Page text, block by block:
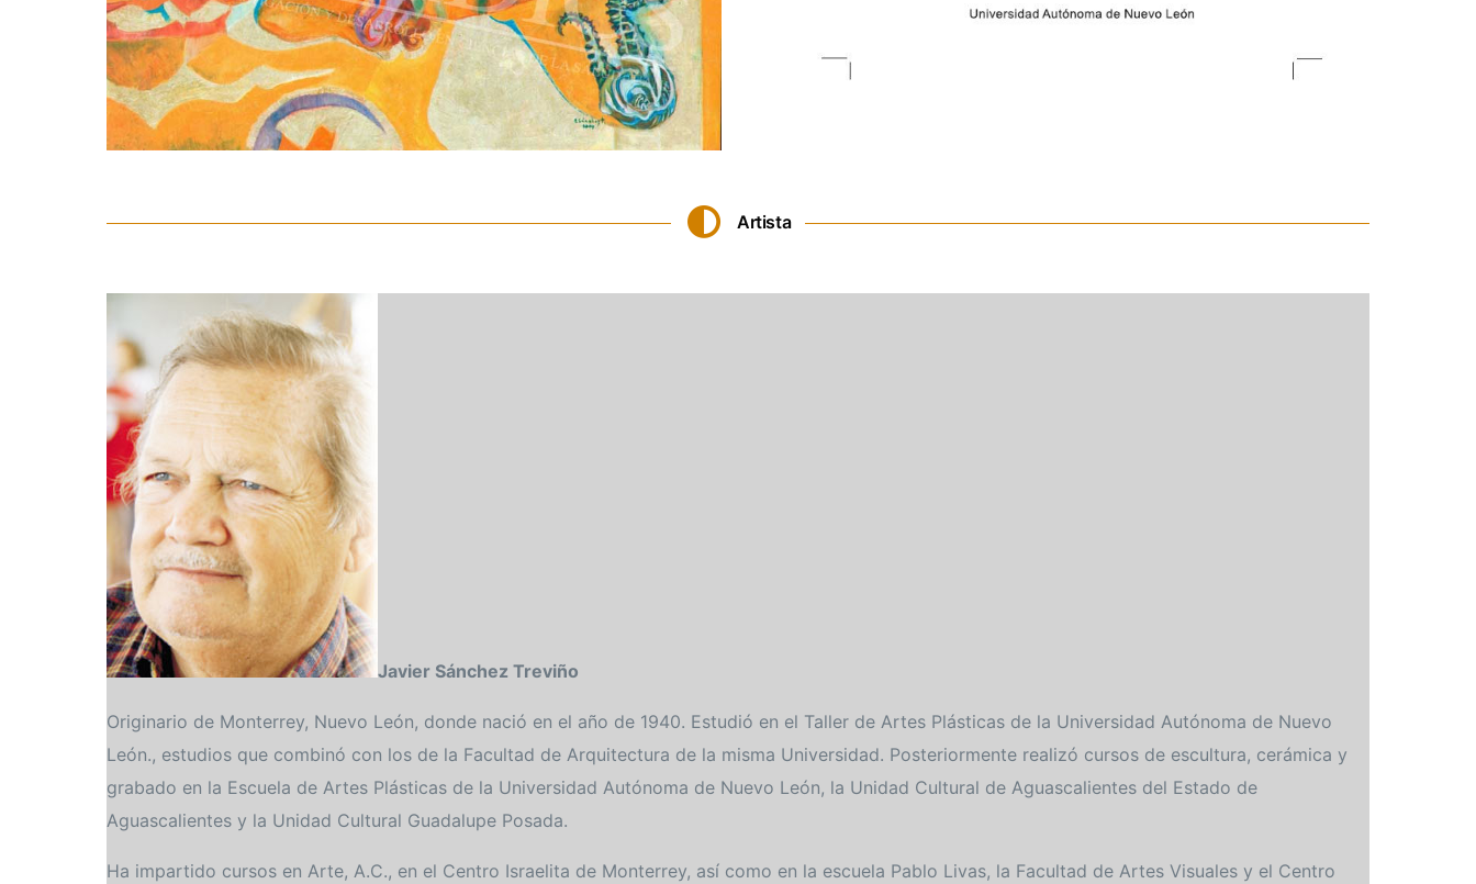
Artista
Javier Sánchez Treviño
Originario de Monterrey, Nuevo León, donde nació en el año de 1940. Estudió en el Taller de Artes Plásticas de la Universidad Autónoma de Nuevo
León., estudios que combinó con los de la Facultad de Arquitectura de la misma Universidad. Posteriormente realizó cursos de escultura, cerámica y
grabado en la Escuela de Artes Plásticas de la Universidad Autónoma de Nuevo León, la Unidad Cultural de Aguascalientes del Estado de
Aguascalientes y la Unidad Cultural Guadalupe Posada.
Ha impartido cursos en Arte, A.C., en el Centro Israelita de Monterrey, así como en la escuela Pablo Livas, la Facultad de Artes Visuales y el Centro